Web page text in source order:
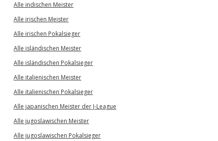
Alle indischen Meister
Alle irischen Meister
Alle irischen Pokalsieger
Alle isländischen Meister
Alle isländischen Pokalsieger
Alle italienischen Meister
Alle italienischen Pokalsieger
Alle japanischen Meister der J-League
Alle jugoslawischen Meister
Alle jugoslawischen Pokalsieger